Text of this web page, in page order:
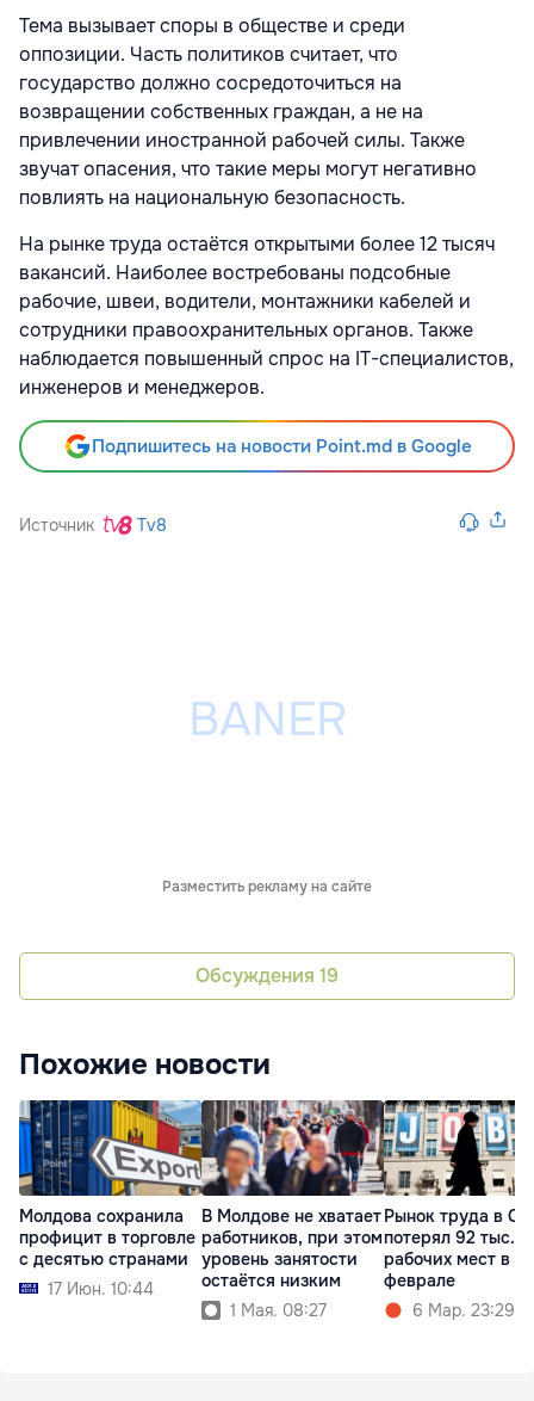
Тема вызывает споры в обществе и среди
оппозиции. Часть политиков считает, что
государство должно сосредоточиться на
возвращении собственных граждан, а не на
привлечении иностранной рабочей силы. Также
звучат опасения, что такие меры могут негативно
повлиять на национальную безопасность.
На рынке труда остаётся открытыми более 12 тысяч
вакансий. Наиболее востребованы подсобные
рабочие, швеи, водители, монтажники кабелей и
сотрудники правоохранительных органов. Также
наблюдается повышенный спрос на IT-специалистов,
инженеров и менеджеров.
Подпишитесь на новости Point.md в Google
Источник Tv8
Разместить рекламу на сайте
Обсуждения 19
Похожие новости
Молдова сохранила
профицит в торговле
с десятью странами
17 Июн. 10:44
В Молдове не хватает
работников, при этом
уровень занятости
остаётся низким
1 Мая. 08:27
Рынок труда в
потерял 92 тыс.
рабочих мест в
феврале
6 Мар. 23:29